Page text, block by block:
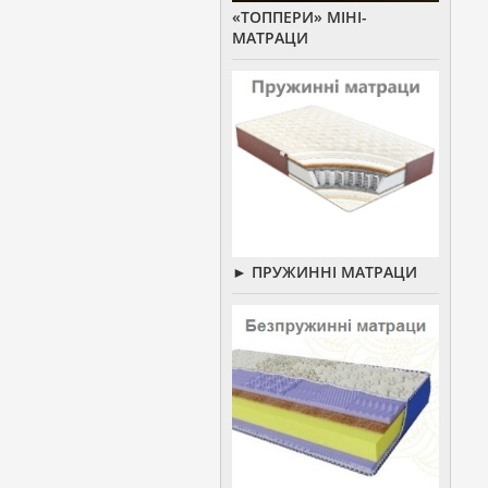
«ТОППЕРИ» МІНІ-
МАТРАЦИ
► ПРУЖИННІ МАТРАЦИ